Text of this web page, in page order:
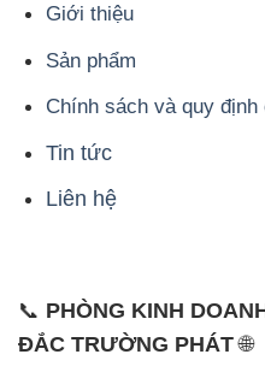
Giới thiệu
Sản phẩm
Chính sách và quy định
Tin tức
Liên hệ
📞 PHÒNG KINH
ĐẮC TRƯỜNG PHÁT🌐